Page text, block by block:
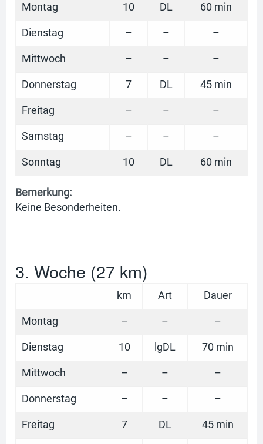
Montag 10 DL 60 min
Dienstag – – –
Mittwoch – – –
Donnerstag 7 DL 45 min
Freitag – – –
Samstag – – –
Sonntag 10 DL 60 min
Bemerkung:
Keine Besonderheiten.
3. Woche (27 km)
km Art Dauer
Montag – – –
Dienstag 10 lgDL 70 min
Mittwoch – – –
Donnerstag – – –
Freitag 7 DL 45 min